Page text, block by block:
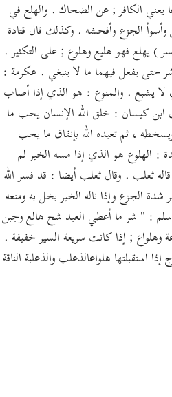
يعني الكافر ; عن الضحاك . والهلع في
الحرص وأسوأ الجزع وأفحشه . وكذلك قال قتادة
) يهلع فهو هليع وهلوع ; على التكثير .
حتى يفعل فيهما ما لا ينبغي . عكرمة :
يشبع . والمنوع : هو الذي إذا أصاب
ابن كيسان : خلق الله الإنسان يحب ما
، ثم تعبده الله بإنفاق ما يحب
: الهلوع هو الذي إذا مسه الخير لم
ثعلب . وقال ثعلب أيضا : قد فسر الله
شدة الجزع وإذا ناله الخير بخل به ومنعه
وسلم : " شر ما أعطي العبد شح هالع وجبن
وهلواع ; إذا كانت سريعة السير خفيفة .
استقبلتها هلواعالذعلب والذعلبة الناقة